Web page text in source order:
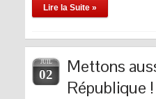
Lire la Suite »
JUIL
02
Mettons
République !